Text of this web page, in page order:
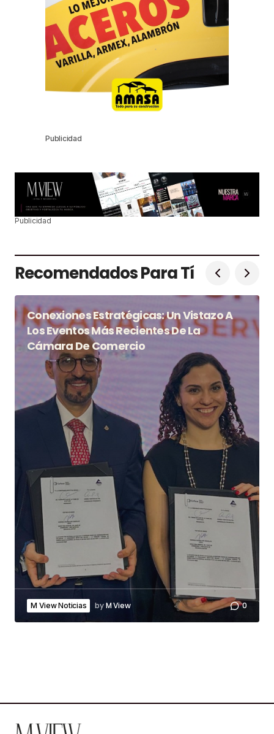
Publicidad
Publicidad
Recomendados Para Tí
Conexiones Estratégicas: Un Vistazo A
Los Eventos Más Recientes De La
Cámara De Comercio
M View Noticias byM View 0